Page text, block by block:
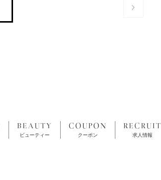
BEAUTY
ビューティー
COUPON
クーポン
RECRUIT
求人情報